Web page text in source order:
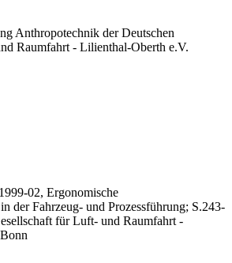
Anthropotechnik der Deutschen
Raumfahrt - Lilienthal-Oberth e.V.
02, Ergonomische
der Fahrzeug- und Prozessführung; S.243-
für Luft- und Raumfahrt -